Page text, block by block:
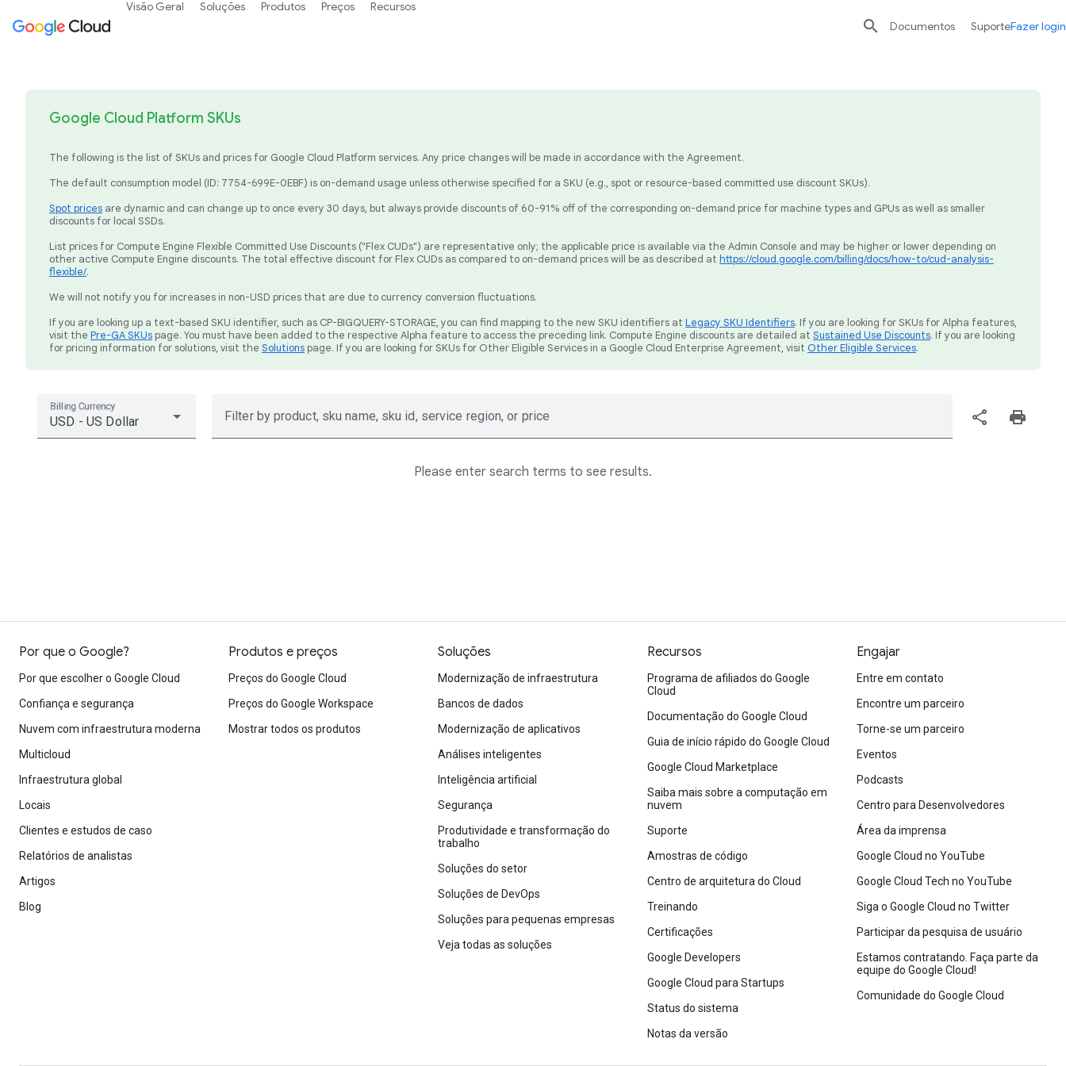
Google Cloud Platform SKUs
The following is the list of SKUs and prices for Google Cloud Platform services. Any price changes will be made in accordance with the Agreement.
The default consumption model (ID: 7754-699E-0EBF) is on-demand usage unless otherwise specified for a SKU (e.g., spot or resource-based committed use discount SKUs).
Spot prices are dynamic and can change up to once every 30 days, but always provide discounts of 60-91% off of the corresponding on-demand price for machine types and GPUs as well as smaller
discounts for local SSDs.
List prices for Compute Engine Flexible Committed Use Discounts ("Flex CUDs") are representative only; the applicable price is available via the Admin Console and may be higher or lower depending on
other active Compute Engine discounts. The total effective discount for Flex CUDs as compared to on-demand prices will be as described at https://cloud.google.com/billing/docs/how-to/cud-analysis-
flexible/.
We will not notify you for increases in non-USD prices that are due to currency conversion fluctuations.
If you are looking up a text-based SKU identifier, such as CP-BIGQUERY-STORAGE, you can find mapping to the new SKU identifiers at Legacy SKU Identifiers. If you are looking for SKUs for Alpha features,
visit the Pre-GA SKUs page. You must have been added to the respective Alpha feature to access the preceding link. Compute Engine discounts are detailed at Sustained Use Discounts. If you are looking
for pricing information for solutions, visit the Solutions page. If you are looking for SKUs for Other Eligible Services in a Google Cloud Enterprise Agreement, visit Other Eligible Services.
Billing Currency
USD - US Dollar Filter by product, sku name, sku id, service region, or price share print
Please enter search terms to see results.
Visão Geral Soluções Produtos Preços Recursos
 Documentos SuporteFazer login
Por que o Google?
Por que escolher o Google Cloud
Confiança e segurança
Nuvem com infraestrutura moderna
Multicloud
Infraestrutura global
Locais
Clientes e estudos de caso
Relatórios de analistas
Artigos
Blog
Produtos e preços
Preços do Google Cloud
Preços do Google Workspace
Mostrar todos os produtos
Soluções
Modernização de infraestrutura
Bancos de dados
Modernização de aplicativos
Análises inteligentes
Inteligência artificial
Segurança
Produtividade e transformação do
trabalho
Soluções do setor
Soluções de DevOps
Soluções para pequenas empresas
Veja todas as soluções
Recursos
Programa de afiliados do Google
Cloud
Documentação do Google Cloud
Guia de início rápido do Google Cloud
Google Cloud Marketplace
Saiba mais sobre a computação em
nuvem
Suporte
Amostras de código
Centro de arquitetura do Cloud
Treinando
Certificações
Google Developers
Google Cloud para Startups
Status do sistema
Notas da versão
Engajar
Entre em contato
Encontre um parceiro
Torne-se um parceiro
Eventos
Podcasts
Centro para Desenvolvedores
Área da imprensa
Google Cloud no YouTube
Google Cloud Tech no YouTube
Siga o Google Cloud no Twitter
Participar da pesquisa de usuário
Estamos contratando. Faça parte da
equipe do Google Cloud!
Comunidade do Google Cloud